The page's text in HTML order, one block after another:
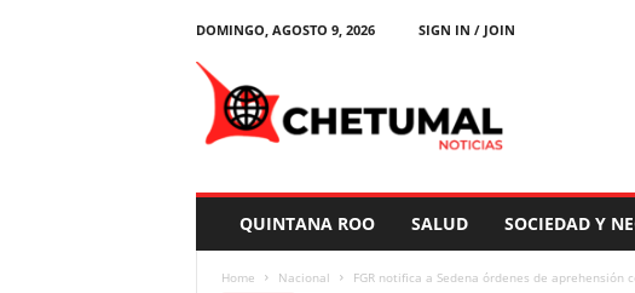
DOMINGO, AGOSTO 9, 2026
SIGN IN / JOIN
QUINTANA ROO SALUD SOCIEDAD Y
Home Nacional FGR notifica a Sedena órdenes de aprehensión